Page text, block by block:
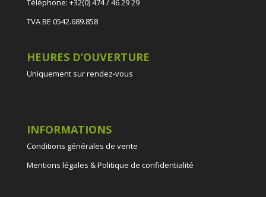
Téléphone: +32(0) 474 / 46 29 29
TVA BE 0542.689.858
HEURES D’OUVERTURE
Uniquement sur rendez-vous
INFORMATIONS
Conditions générales de vente
Mentions légales & Politique de confidentialité